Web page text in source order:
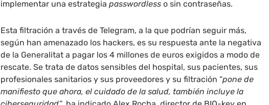
implementar una estrategiapasswordlesso sin contraseñas.
Esta filtración a través de Telegram, a la que podrían seguir más,
según han amenazado los hackers, es su respuesta ante la negativa
de la Generalitat a pagar los 4 millones de euros exigidos a modo de
rescate. Se trata de datos sensibles del hospital, sus pacientes, sus
profesionales sanitarios y sus proveedores y su filtración “pone de
manifiesto que ahora, el cuidado de la salud, también incluye la